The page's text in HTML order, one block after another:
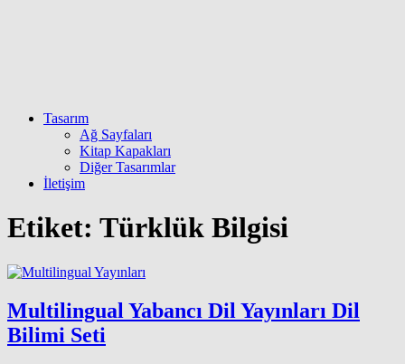
Tasarım
Ağ Sayfaları
Kitap Kapakları
Diğer Tasarımlar
İletişim
Etiket: Türklük Bilgisi
Multilingual Yabancı Dil Yayınları Dil
Bilimi Seti